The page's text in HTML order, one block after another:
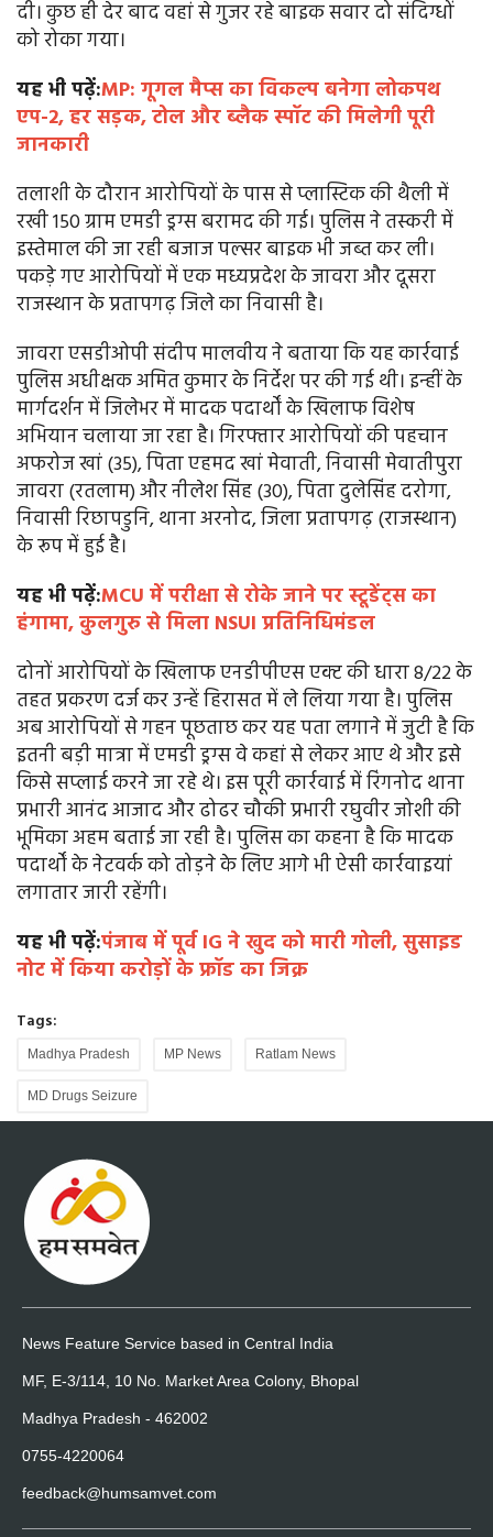
दी। कुछ ही देर बाद वहां से गुजर रहे बाइक सवार दो संदिग्धों
को रोका गया।
यह भी पढ़ें:MP: गूगल मैप्स का विकल्प बनेगा लोकपथ
एप-2, हर सड़क, टोल और ब्लैक स्पॉट की मिलेगी पूरी
जानकारी
तलाशी के दौरान आरोपियों के पास से प्लास्टिक की थैली में
रखी 150 ग्राम एमडी ड्रग्स बरामद की गई। पुलिस ने तस्करी में
इस्तेमाल की जा रही बजाज पल्सर बाइक भी जब्त कर ली।
पकड़े गए आरोपियों में एक मध्यप्रदेश के जावरा और दूसरा
राजस्थान के प्रतापगढ़ जिले का निवासी है।
जावरा एसडीओपी संदीप मालवीय ने बताया कि यह कार्रवाई
पुलिस अधीक्षक अमित कुमार के निर्देश पर की गई थी। इन्हीं के
मार्गदर्शन में जिलेभर में मादक पदार्थों के खिलाफ विशेष
अभियान चलाया जा रहा है। गिरफ्तार आरोपियों की पहचान
अफरोज खां (35), पिता एहमद खां मेवाती, निवासी मेवातीपुरा
जावरा (रतलाम) और नीलेश सिंह (30), पिता दुलेसिंह दरोगा,
निवासी रिछापडुनि, थाना अरनोद, जिला प्रतापगढ़ (राजस्थान)
के रूप में हुई है।
यह भी पढ़ें:MCU में परीक्षा से रोके जाने पर स्टूडेंट्स का
हंगामा, कुलगुरु से मिला NSUI प्रतिनिधिमंडल
दोनों आरोपियों के खिलाफ एनडीपीएस एक्ट की धारा 8/22 के
तहत प्रकरण दर्ज कर उन्हें हिरासत में ले लिया गया है। पुलिस
अब आरोपियों से गहन पूछताछ कर यह पता लगाने में जुटी है कि
इतनी बड़ी मात्रा में एमडी ड्रग्स वे कहां से लेकर आए थे और इसे
किसे सप्लाई करने जा रहे थे। इस पूरी कार्रवाई में रिंगनोद थाना
प्रभारी आनंद आजाद और ढोढर चौकी प्रभारी रघुवीर जोशी की
भूमिका अहम बताई जा रही है। पुलिस का कहना है कि मादक
पदार्थों के नेटवर्क को तोड़ने के लिए आगे भी ऐसी कार्रवाइयां
लगातार जारी रहेंगी।
यह भी पढ़ें:पंजाब में पूर्व IG ने खुद को मारी गोली, सुसाइड
नोट में किया करोड़ों के फ्रॉड का जिक्र
Tags:
Madhya Pradesh MP News Ratlam News
MD Drugs Seizure
News Feature Service based in Central India
MF, E-3/114, 10 No. Market Area Colony, Bhopal
Madhya Pradesh - 462002
0755-4220064
feedback@humsamvet.com